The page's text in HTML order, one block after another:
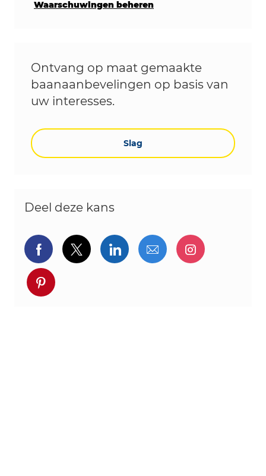
Waarschuwingen beheren
Ontvang op maat gemaakte
baanaanbevelingen op basis van
uw interesses.
Slag
Deel deze kans
Delen via Facebook
Delen via twitter
Delen via LinkedIn
Delen via e-mail
Delen via
Deel via pinterest